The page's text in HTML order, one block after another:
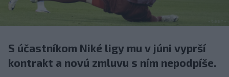
S účastníkom Niké ligy mu v júni vyprší
kontrakt a novú zmluvu s ním nepodpíše.